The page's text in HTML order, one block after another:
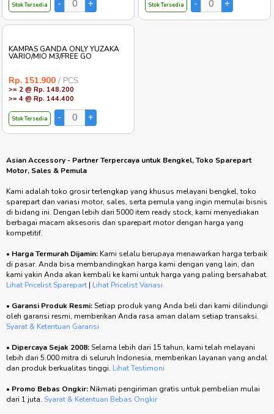
Stok Tersedia Stok Tersedia
KAMPAS GANDA ONLY YUZAKA
VARIO/MIO M3/FREE GO
Rp. 151.900 / PCS
>= 2 @ Rp. 148.200
>= 4 @ Rp. 144.400
Stok Tersedia
Asian Accessory - Partner Terpercaya untuk Bengkel, Toko Sparepart
Motor, Sales & Pemula
Kami adalah toko grosir terlengkap yang khusus melayani bengkel, toko
sparepart dan variasi motor, sales, serta pemula yang ingin memulai bisnis
di bidang ini. Dengan lebih dari 5000 item ready stock, kami menyediakan
berbagai macam aksesoris dan sparepart motor dengan harga yang
kompetitif.
• Harga Termurah Dijamin: Kami selalu berupaya menawarkan harga terbaik
di pasar. Anda bisa membandingkan harga kami dengan yang lain, dan
kami yakin Anda akan kembali ke kami untuk harga yang paling bersahabat.
Lihat Pricelist Sparepart | Lihat Pricelist Variasi
• Garansi Produk Resmi:Setiap produk yang Anda beli dari kami dilindungi
oleh garansi resmi, memberikan Anda rasa aman dalam setiap transaksi.
Syarat & Ketentuan Garansi
• Dipercaya Sejak 2008:Selama lebih dari 15 tahun, kami telah melayani
lebih dari 5.000 mitra di seluruh Indonesia, memberikan layanan yang andal
dan produk berkualitas tinggi. Lihat Testimoni
• Promo Bebas Ongkir: Nikmati pengiriman gratis untuk pembelian mulai
dari 1 juta. Syarat & Ketentuan Bebas Ongkir